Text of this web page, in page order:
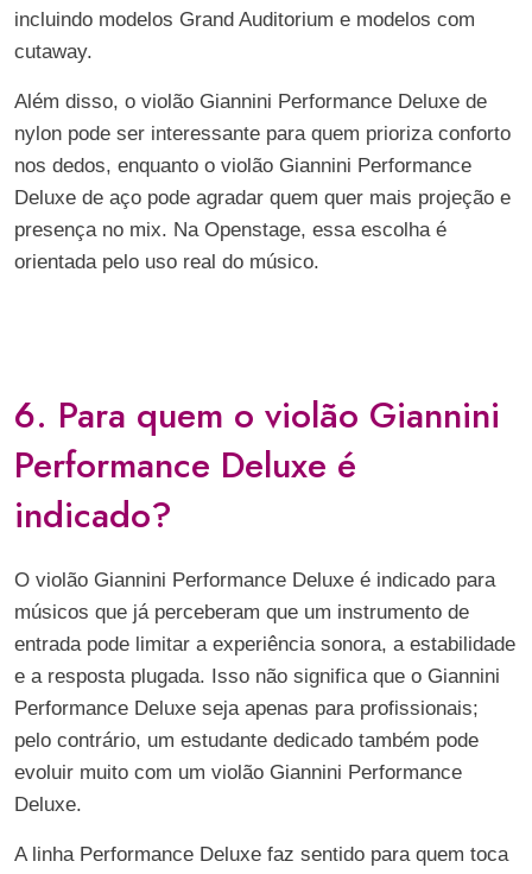
incluindo modelos Grand Auditorium e modelos com
cutaway.
Além disso, o violão Giannini Performance Deluxe de
nylon pode ser interessante para quem prioriza conforto
nos dedos, enquanto o violão Giannini Performance
Deluxe de aço pode agradar quem quer mais projeção e
presença no mix. Na Openstage, essa escolha é
orientada pelo uso real do músico.
6. Para quem o violão Giannini
Performance Deluxe é
indicado?
O violão Giannini Performance Deluxe é indicado para
músicos que já perceberam que um instrumento de
entrada pode limitar a experiência sonora, a estabilidade
e a resposta plugada. Isso não significa que o Giannini
Performance Deluxe seja apenas para profissionais;
pelo contrário, um estudante dedicado também pode
evoluir muito com um violão Giannini Performance
Deluxe.
A linha Performance Deluxe faz sentido para quem toca